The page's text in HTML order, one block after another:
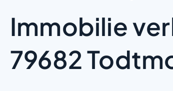
Immobilie
79682